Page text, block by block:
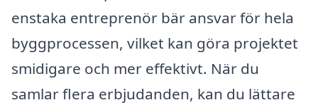
enstaka entreprenör bär ansvar för hela
byggprocessen, vilket kan göra projektet
smidigare och mer effektivt. När du
samlar flera erbjudanden, kan du lättare